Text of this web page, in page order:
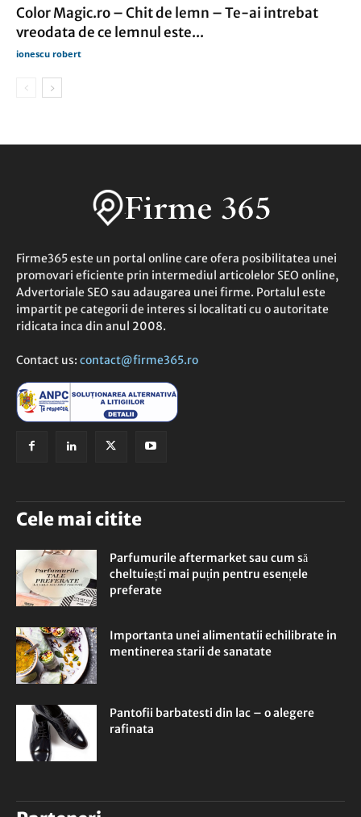
Color Magic.ro – Chit de lemn – Te-ai intrebat
vreodata de ce lemnul este...
ionescu robert
Firme365 este un portal online care ofera posibilitatea unei
promovari eficiente prin intermediul articolelor SEO online,
Advertoriale SEO sau adaugarea unei firme. Portalul este
impartit pe categorii de interes si localitati cu o autoritate
ridicata inca din anul 2008.
Contact us: contact@firme365.ro
Cele mai citite
Parfumurile aftermarket sau cum să
cheltuiești mai puțin pentru esențele
preferate
Importanta unei alimentatii echilibrate in
mentinerea starii de sanatate
Pantofii barbatesti din lac – o alegere
rafinata